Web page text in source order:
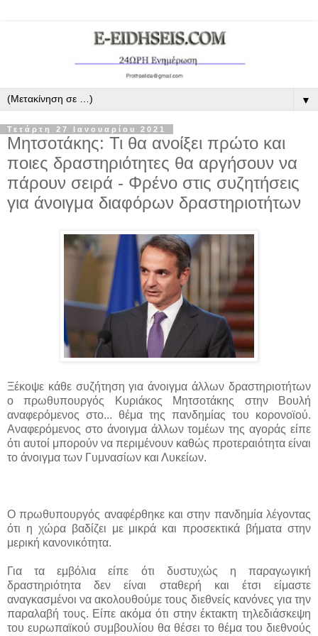
▼
Τετάρτη 27 Ιανουαρίου 2021
Μητσοτάκης: Τι θα ανοίξει πρώτο και
ποιες δραστηριότητες θα αργήσουν να
πάρουν σειρά - Φρένο στις συζητήσεις
για άνοιγμα διαφόρων δραστηριοτήτων
Ξέκοψε κάθε συζήτηση για άνοιγμα άλλων δραστηριοτήτων
ο πρωθυπουργός Κυριάκος Μητσοτάκης στην Βουλή
αναφερόμενος στο... θέμα της πανδημίας του κορονοϊού.
Αναφερόμενος στο άνοιγμα άλλων τομέων της αγοράς είπε
ότι αυτοί μπορούν να περιμένουν καθώς προτεραιότητα είναι
το άνοιγμα των Γυμνασίων και Λυκείων.
Ο πρωθυπουργός αναφέρθηκε και στην πανδημία λέγοντας
ότι η χώρα βαδίζει με μικρά και προσεκτικά βήματα στην
μερική κανονικότητα.
Για τα εμβόλια είπε ότι δυστυχώς η παραγωγική
δραστηριότητα δεν είναι σταθερή και έτσι είμαστε
αναγκασμένοι να ακολουθούμε τους διεθνείς κανόνες για την
παραλαβή τους. Είπε ακόμα ότι στην έκτακτη τηλεδιάσκεψη
του ευρωπαϊκού συμβουλίου θα θέσει το θέμα του διεθνούς